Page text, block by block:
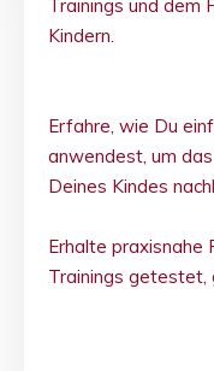
Trainings und
Kindern.
Erfahre, wie Du
anwendest, um
Deines Kindes
Erhalte praxisnahe
Trainings getestet,